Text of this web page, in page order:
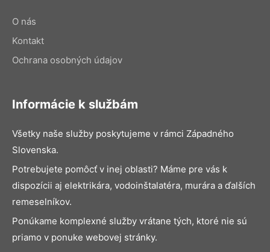
O nás
Kontakt
Ochrana osobných údajov
Informácie k službám
Všetky naše služby poskytujeme v rámci Západného
Slovenska.
Potrebujete pomôcť v inej oblasti? Máme pre vás k
dispozícii aj elektrikára, vodoinštalatéra, murára a ďalších
remeselníkov.
Ponúkame komplexné služby vrátane tých, ktoré nie sú
priamo v ponuke webovej stránky.